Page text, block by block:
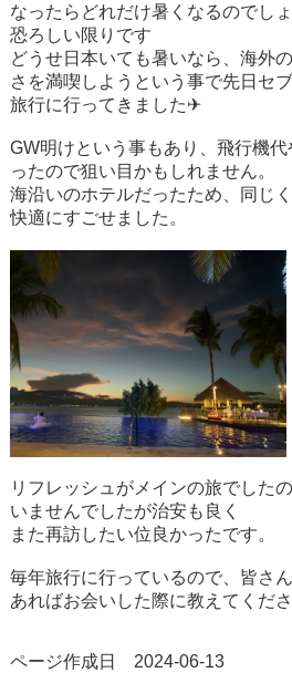
なったらどれだけ暑くなるのでし
恐ろしい限りです
どうせ日本いても暑いなら、海外
さを満喫しようという事で先日セ
旅行に行ってきました✈
GW明けという事もあり、飛行機
ったので狙い目かもしれません。
海沿いのホテルだったため、同じ
快適にすごせました。
リフレッシュがメインの旅でした
いませんでしたが治安も良く
また再訪したい位良かったです。
毎年旅行に行っているので、皆さ
あればお会いした際に教えてくださ
ページ作成日 2024-06-13